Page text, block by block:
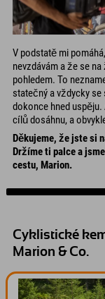
V podstatě mi
nevzdávám a že se
pohledem. To
statečný a vždycky
dokonce hned
cílů dosáhnu, a
Děkujeme, že jste si
Držíme ti palce a
cestu, Marion.
Cyklistické
Marion & Co.